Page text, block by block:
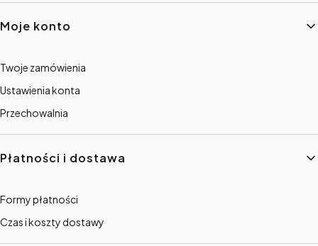
Linki w stopce
Moje konto
Twoje zamówienia
Ustawienia konta
Przechowalnia
Płatności i dostawa
Formy płatności
Czas i koszty dostawy